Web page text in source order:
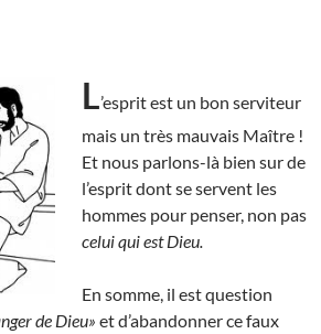
L’esprit est un bon serviteur
mais un très mauvais Maître !
Et nous parlons-là bien sur de
l’esprit dont se servent les
hommes pour penser, non pas
celui qui est Dieu.
En somme, il est question
de Dieu» et d’abandonner ce faux